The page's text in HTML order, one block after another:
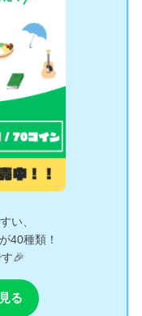
い、
40種類！
🎉
る